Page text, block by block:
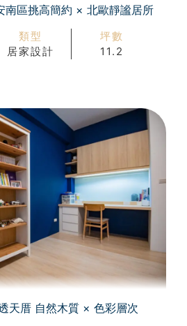
南區挑高簡約 × 北歐靜謐居所
類型
居家設計
坪數
11.2
天厝 自然木質 × 色彩層次